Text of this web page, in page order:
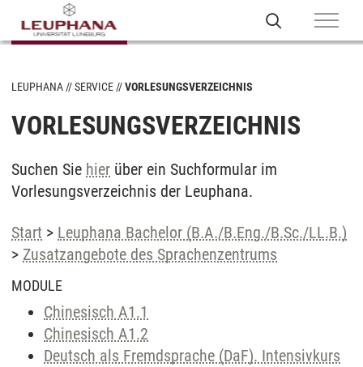
LEUPHANA SERVICE VORLESUNGSVERZEICHNIS
VORLESUNGSVERZEICHNIS
Suchen Sie hier über ein Suchformular im
Vorlesungsverzeichnis der Leuphana.
Start > Leuphana Bachelor (B.A./B.Eng./B.Sc./LL.B.)
> Zusatzangebote des Sprachenzentrums
MODULE
Chinesisch A1.1
Chinesisch A1.2
Deutsch als Fremdsprache (DaF). Intensivkurs